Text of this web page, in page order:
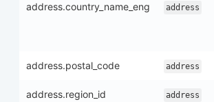
address.country_name_eng address
address.postal_code address
address.region_id address